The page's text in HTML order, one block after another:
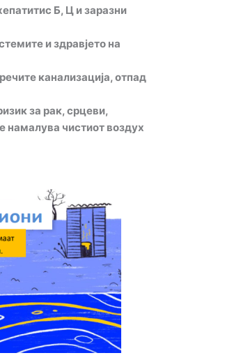
Б, Ц и заразни
и здравјето на
канализација, отпад
за рак, срцеви,
намалува чистиот воздух